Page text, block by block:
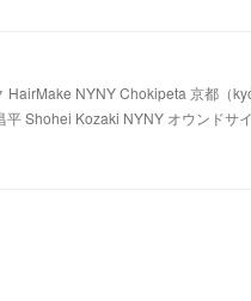
HairMake NYNY Chokipeta 京都（
Shohei Kozaki NYNY オウンドサ